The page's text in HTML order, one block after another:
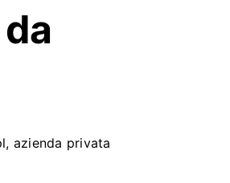
azienda privata